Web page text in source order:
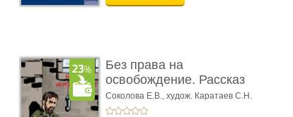
Без права на
освобождение. Рассказ
Соколова Е.В., худож. Каратаев С.Н.